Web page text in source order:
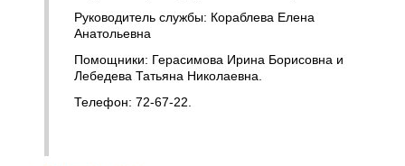
Руководитель службы: Кораблева Елена
Анатольевна
Помощники: Герасимова Ирина Борисовна и
Лебедева Татьяна Николаевна.
Телефон: 72-67-22.